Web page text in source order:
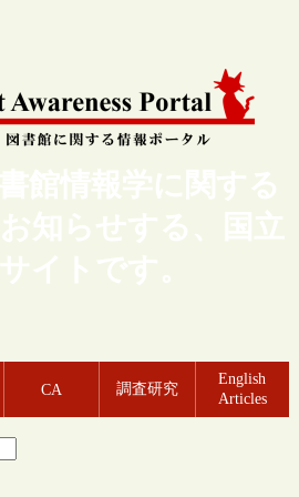
館情報学に関する
知らせする、国立
イトです。
CA 調査研究
English
Articles